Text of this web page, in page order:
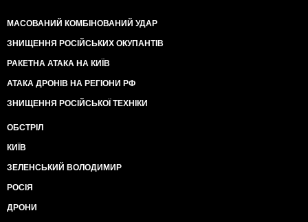
МАСОВАНИЙ КОМБІНОВАНИЙ УДАР
ЗНИЩЕННЯ РОСІЙСЬКИХ ОКУПАНТІВ
РАКЕТНА АТАКА НА КИЇВ
АТАКА ДРОНІВ НА РЕГІОНИ РФ
ЗНИЩЕННЯ РОСІЙСЬКОЇ ТЕХНІКИ
ОБСТРІЛ
КИЇВ
ЗЕЛЕНСЬКИЙ ВОЛОДИМИР
РОСІЯ
ДРОНИ